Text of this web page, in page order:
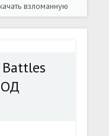
взломанную
[МОД Unlocked] -